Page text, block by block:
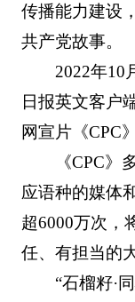
传播能力建设
共产党故事。
2022年10
日报英文客户
网宣片《CPC》
《CPC
应语种的媒体
超6000万次，
任、有担当的
“石榴籽·